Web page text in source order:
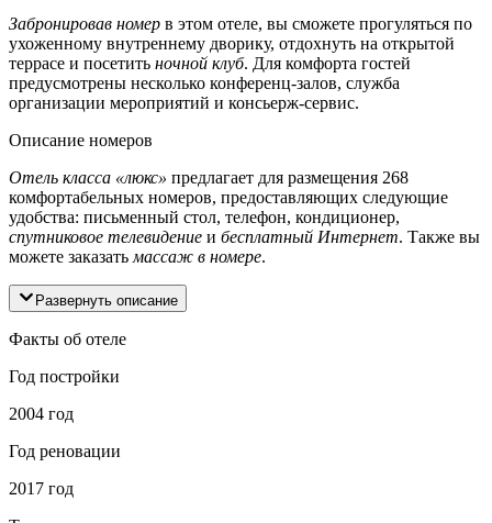
Забронировав номер в этом отеле, вы сможете прогуляться по
ухоженному внутреннему дворику, отдохнуть на открытой
террасе и посетить ночной клуб. Для комфорта гостей
предусмотрены несколько конференц-залов, служба
организации мероприятий и консьерж-сервис.
Описание номеров
Отель класса «люкс» предлагает для размещения 268
комфортабельных номеров, предоставляющих следующие
удобства: письменный стол, телефон, кондиционер,
спутниковое телевидение и бесплатный Интернет. Также вы
можете заказать массаж в номере.
Развернуть описание
Факты об отеле
Год постройки
2004 год
Год реновации
2017 год